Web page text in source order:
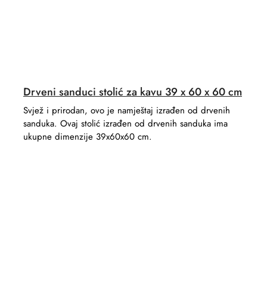
Drveni sanduci stolić za kavu 39 x 60 x 60 cm
Svjež i prirodan, ovo je namještaj izrađen od drvenih
sanduka. Ovaj stolić izrađen od drvenih sanduka ima
ukupne dimenzije 39x60x60 cm.